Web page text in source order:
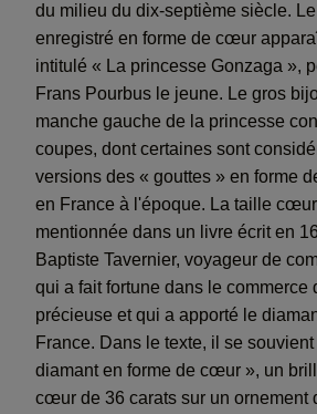
du milieu du dix-septième siècle.
enregistré en forme de cœur
intitulé « La princesse Gonzaga »,
Frans Pourbus le jeune. Le gros
manche gauche de la princesse
coupes, dont certaines sont
versions des « gouttes » en forme
en France à l'époque. La taille
mentionnée dans un livre écrit en
Baptiste Tavernier, voyageur de
qui a fait fortune dans le commerce
précieuse et qui a apporté le
France. Dans le texte, il se
diamant en forme de cœur », un
cœur de 36 carats sur un ornement